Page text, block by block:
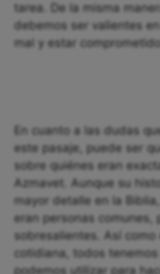
tarea. De la misma
debemos ser valientes
mal y estar
En cuanto a las dudas
este pasaje, puede ser
sobre quiénes eran
Azmavet. Aunque su
mayor detalle en la
eran personas comunes,
sobresalientes. Así
cotidiana, todos
podemos utilizar para